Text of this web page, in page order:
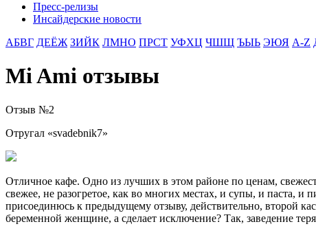
Пресс-релизы
Инсайдерские новости
АБВГ ДЕЁЖ ЗИЙК ЛМНО ПРСТ УФХЦ ЧШЩ ЪЫЬ ЭЮЯ A-Z
Mi Ami отзывы
Отзыв №2
Отругал «svadebnik7»
Отличное кафе. Одно из лучших в этом районе по ценам,
свежее, не разогретое, как во многих местах, и супы, и паста,
присоединюсь к предыдущему отзыву, действительно, второй
беременной женщине, а сделает исключение? Так, заведение